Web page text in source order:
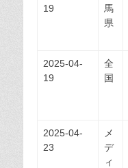
19
馬
県
2025-04-
19
全
国
2025-04-
23
メ
デ
ィ